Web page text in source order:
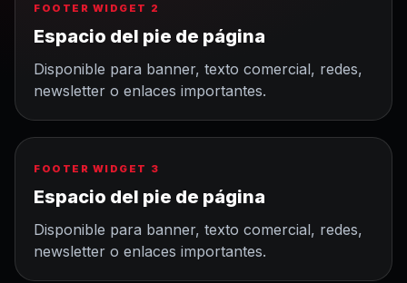
FOOTER WIDGET 2
Espacio del pie de página
Disponible para banner, texto comercial, redes,
newsletter o enlaces importantes.
FOOTER WIDGET 3
Espacio del pie de página
Disponible para banner, texto comercial, redes,
newsletter o enlaces importantes.